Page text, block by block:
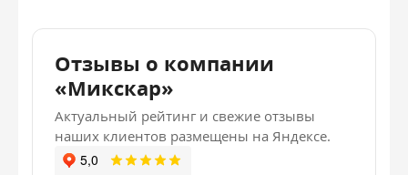
Отзывы о компании
«Микскар»
Актуальный рейтинг и свежие отзывы
наших клиентов размещены на Яндексе.